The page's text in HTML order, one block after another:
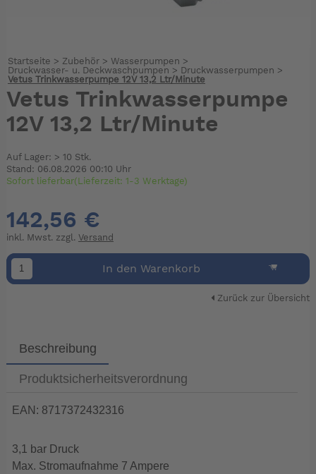
Startseite > Zubehör> Wasserpumpen >
Druckwasser- u. Deckwaschpumpen > Druckwasserpumpen >
Vetus Trinkwasserpumpe 12V 13,2 Ltr/Minute
Vetus Trinkwasserpumpe
12V 13,2 Ltr/Minute
Auf Lager: > 10 Stk.
Stand: 06.08.2026 00:10 Uhr
Sofort lieferbar(Lieferzeit: 1-3 Werktage)
142,56 €
inkl. Mwst. zzgl. Versand
In den Warenkorb
Zurück zur Übersicht
Beschreibung
Produktsicherheitsverordnung
EAN: 8717372432316
3,1 bar Druck
Max. Stromaufnahme 7 Ampere